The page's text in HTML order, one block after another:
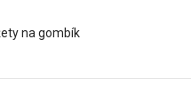
na gombík